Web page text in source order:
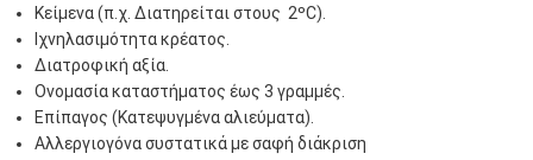
Κείμενα (π.χ. Διατηρείται στους 2ºC).
Ιχνηλασιμότητα κρέατος.
Διατροφική αξία.
Ονομασία καταστήματος έως 3 γραμμές.
Επίπαγος (Κατεψυγμένα αλιεύματα).
Αλλεργιογόνα συστατικά με σαφή διάκριση